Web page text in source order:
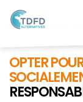
OPTER